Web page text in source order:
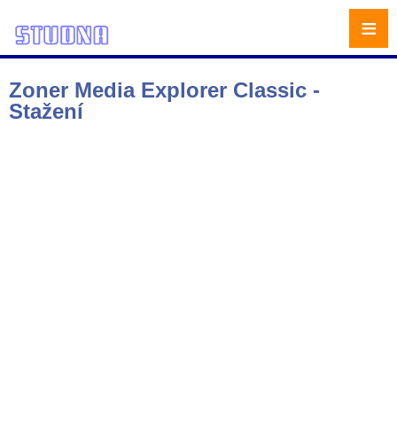
Zoner Media Explorer Classic -
Stažení
≡